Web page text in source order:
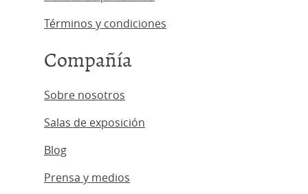
Términos y condiciones
Compañía
Sobre nosotros
Salas de exposición
Blog
Prensa y medios